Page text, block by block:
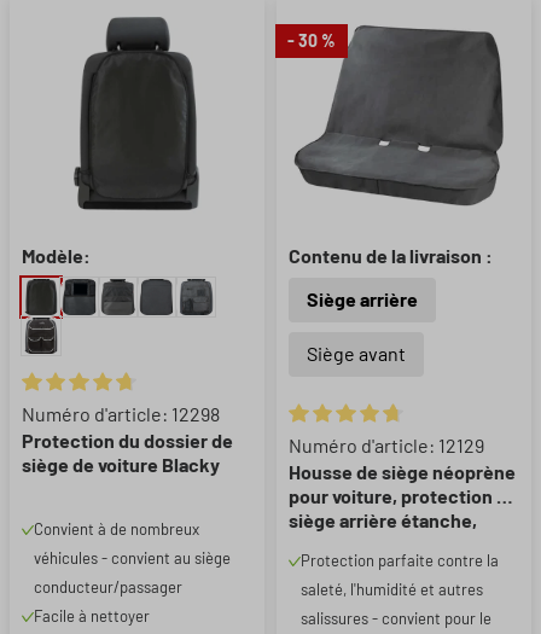
Modèle:
Note moyenne de 4.8 sur 5 étoiles
Numéro d'article: 12298
Protection du dossier de
siège de voiture Blacky
Convient à de nombreux
véhicules - convient au siège
conducteur/passager
Facile à nettoyer
- 30 %
Contenu de la livraison :
Siège arrière
Siège avant
Note moyenne de 4.84 sur 5
Numéro d'article: 12129
Housse de siège néoprène
pour voiture, protection de
siège arrière étanche,
universelle et robuste pour
voiture/camion, 1 pièce
Protection parfaite contre la
saleté, l'humidité et autres
salissures - convient pour le